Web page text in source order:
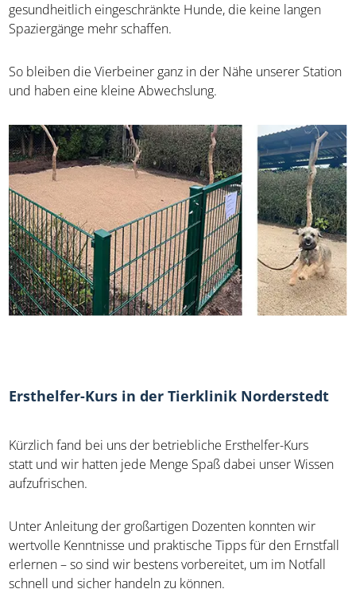
gesundheitlich eingeschränkte Hunde, die keine langen
Spaziergänge mehr schaffen.
So bleiben die Vierbeiner ganz in der Nähe unserer Station
und haben eine kleine Abwechslung.
Ersthelfer-Kurs in der Tierklinik Norderstedt
Kürzlich fand bei uns der betriebliche Ersthelfer-Kurs
statt und wir hatten jede Menge Spaß dabei unser Wissen
aufzufrischen.
Unter Anleitung der großartigen Dozenten konnten wir
wertvolle Kenntnisse und praktische Tipps für den Ernstfall
erlernen – so sind wir bestens vorbereitet, um im Notfall
schnell und sicher handeln zu können.